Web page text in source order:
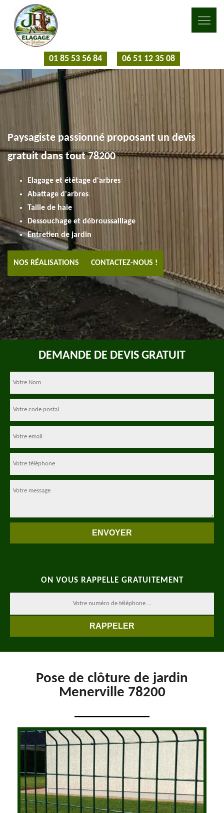
01 85 53 56 84 06 51 12 35 08
Paysagiste passionné proposant un devis
gratuit dans tout 78200
Elagage et étêtage d'arbres
Abattage d'arbres
Taille de haie
Dessouchage et débroussaillage
Entretien de jardin
NOS RÉALISATIONS CONTACTEZ-NOUS !
DEMANDE DE DEVIS GRATUIT
ON VOUS RAPPELLE GRATUITEMENT
Pose de clôture de jardin
Menerville 78200